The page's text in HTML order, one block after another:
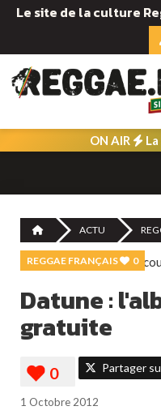
Le site de la culture
ON AIR
ACTU
REGGAE FRANÇAIS 0
Datune :
gratuite
Partager
1 Octobre 2012